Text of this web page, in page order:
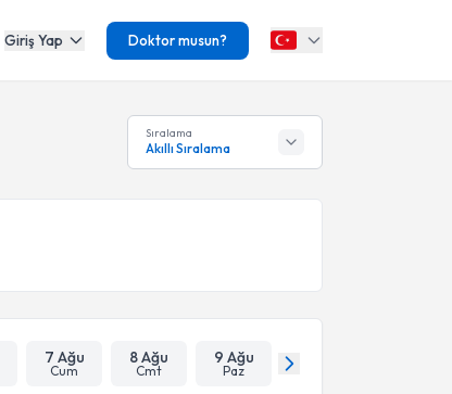
Giriş Yap Doktor musun?
Sıralama
Akıllı Sıralama
7 Ağu
Cum
8 Ağu
Cmt
9 Ağu
Paz